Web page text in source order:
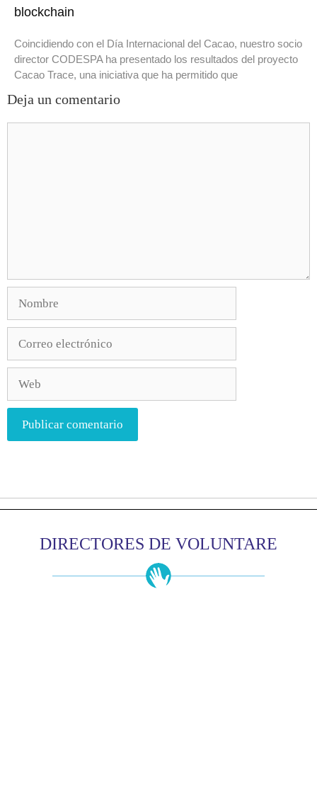
blockchain
Coincidiendo con el Día Internacional del Cacao, nuestro socio
director CODESPA ha presentado los resultados del proyecto
Cacao Trace, una iniciativa que ha permitido que
Deja un comentario
DIRECTORES DE VOLUNTARE